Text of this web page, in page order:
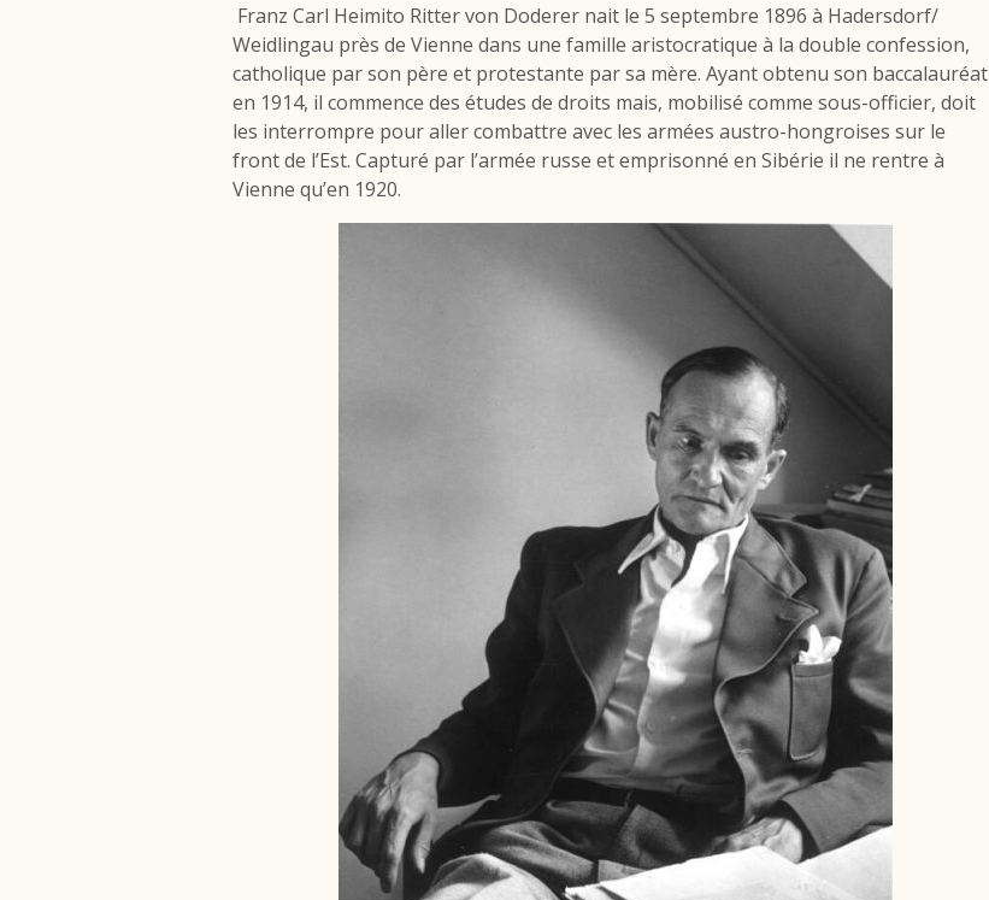
Franz Carl Heimito Ritter von Doderer nait le 5 septembre 1896 à Hadersdorf/
Weidlingau près de Vienne dans une famille aristocratique à la double confession,
catholique par son père et protestante par sa mère. Ayant obtenu son baccalauréat
en 1914, il commence des études de droits mais, mobilisé comme sous-officier, doit
les interrompre pour aller combattre avec les armées austro-hongroises sur le
front de l’Est. Capturé par l’armée russe et emprisonné en Sibérie il ne rentre à
Vienne qu’en 1920.